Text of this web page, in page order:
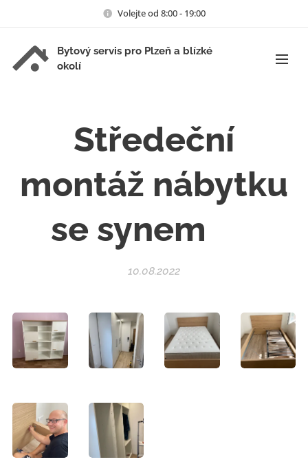
Volejte od 8:00 - 19:00
Bytový servis pro Plzeň a blízké
okolí
Středeční
montáž nábytku
se synem ❤️
10.08.2022